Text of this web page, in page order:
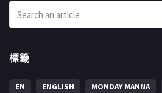
標籤
EN ENGLISH MONDAY MANNA